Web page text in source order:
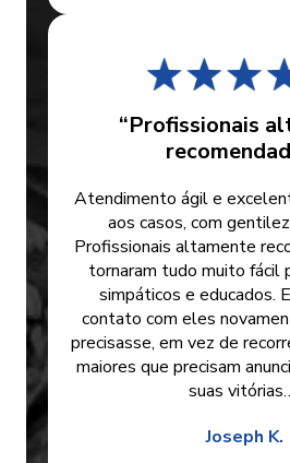
“Profissionais
Atendimento ágil e
aos casos, com
Profissionais altamente
tornaram tudo muito fácil
simpáticos e educados.
contato com eles
precisasse, em vez de
maiores que precisam
suas
Joseph K.